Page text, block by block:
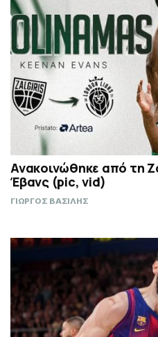
Ανακοινώθηκε από τη
Έβανς (pic, vid)
ΓΙΩΡΓΟΣ ΒΑΣΙΛΗΣ